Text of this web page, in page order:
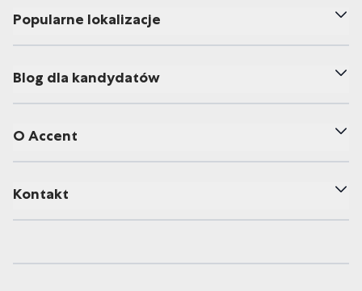
Popularne lokalizacje
Blog dla kandydatów
O Accent
Kontakt